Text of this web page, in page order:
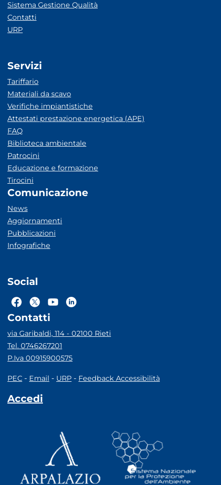
Sistema Gestione Qualità
Contatti
URP
Servizi
Tariffario
Materiali da scavo
Verifiche impiantistiche
Attestati prestazione energetica (APE)
FAQ
Biblioteca ambientale
Patrocini
Educazione e formazione
Tirocini
Comunicazione
News
Aggiornamenti
Pubblicazioni
Infografiche
Social
Contatti
via Garibaldi, 114 - 02100 Rieti
Tel. 0746267201
P.Iva 00915900575
PEC - Email - URP - Feedback Accessibilità
Accedi